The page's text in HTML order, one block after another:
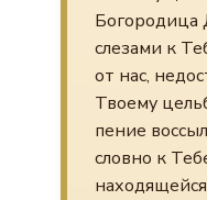
Богородица
слезами к
от нас,
Твоему
пение
словно к